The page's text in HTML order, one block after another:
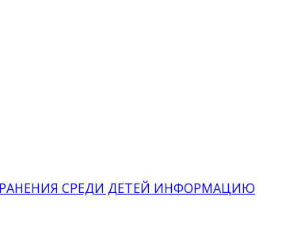
СРЕДИ ДЕТЕЙ ИНФОРМАЦИЮ